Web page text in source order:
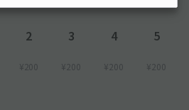
2
¥200
3
¥200
4
¥200
5
¥200